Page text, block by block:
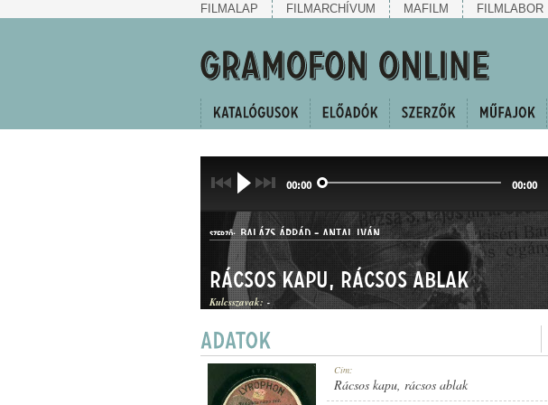
FILMALAP FILMARCHÍVUM MAFILM FILMLABOR
00:00 00:00
SZERZŐ: BALÁZS ÁRPÁD - ANTAL IVÁN
HALLGATÓ
Rácsos kapu, rácsos ablak
Kulcsszavak: -
Cím:
Rácsos kapu, rácsos ablak